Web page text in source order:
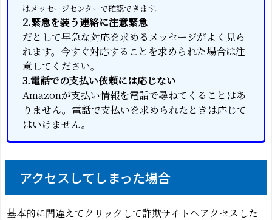
はメッセージセンターで確認できます。
2.緊急を装う連絡に注意緊急
だとして早急な対応を求めるメッセージがよく見ら
れます。今すぐ対応することを求められた場合は注
意してください。
3.電話での支払い依頼には応じない
Amazonが支払い情報を電話で尋ねてくることはあ
りません。電話で支払いを求められたときは応じて
はいけません。
アクセスしてしまった場合
基本的に間違えてクリックして詐欺サイトへアクセスした